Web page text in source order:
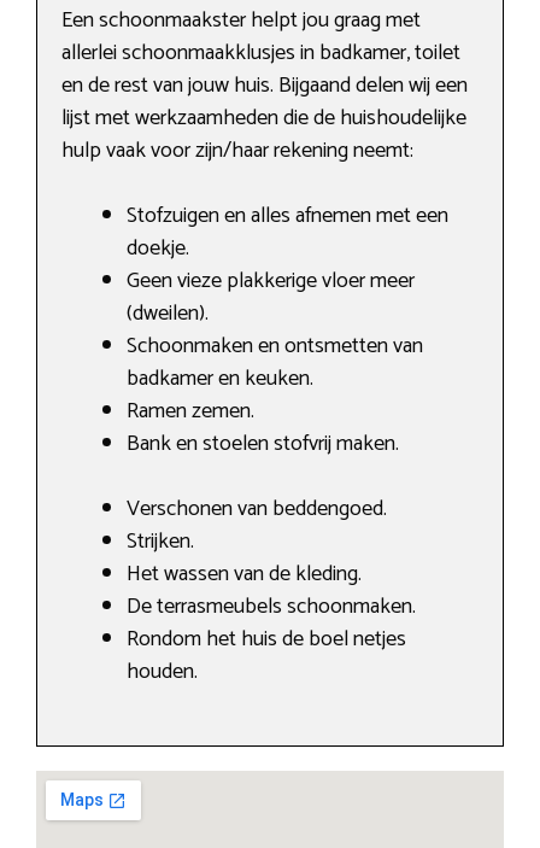
Een schoonmaakster helpt jou graag met
allerlei schoonmaakklusjes in badkamer, toilet
en de rest van jouw huis. Bijgaand delen wij een
lijst met werkzaamheden die de huishoudelijke
hulp vaak voor zijn/haar rekening neemt:
Stofzuigen en alles afnemen met een
doekje.
Geen vieze plakkerige vloer meer
(dweilen).
Schoonmaken en ontsmetten van
badkamer en keuken.
Ramen zemen.
Bank en stoelen stofvrij maken.
Verschonen van beddengoed.
Strijken.
Het wassen van de kleding.
De terrasmeubels schoonmaken.
Rondom het huis de boel netjes
houden.